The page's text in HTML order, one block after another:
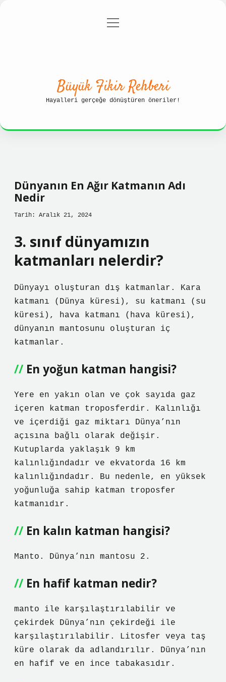
Gizlilik Politikası
menüyü
Büyük Fikir Rehberi
Hayalleri gerçeğe dönüştüren öneriler!
Dünyanın En Ağır Katmanın Adı
Nedir
Tarih: Aralık 21, 2024
3. sınıf dünyamızın
katmanları nelerdir?
Dünyayı oluşturan dış katmanlar. Kara
katmanı (Dünya küresi), su katmanı (su
küresi), hava katmanı (hava küresi),
dünyanın mantosunu oluşturan iç
katmanlar.
En yoğun katman hangisi?
Yere en yakın olan ve çok sayıda gaz
içeren katman troposferdir. Kalınlığı
ve içerdiği gaz miktarı Dünya’nın
açısına bağlı olarak değişir.
Kutuplarda yaklaşık 9 km
kalınlığındadır ve ekvatorda 16 km
kalınlığındadır. Bu nedenle, en yüksek
yoğunluğa sahip katman troposfer
katmanıdır.
En kalın katman hangisi?
Manto. Dünya’nın mantosu 2.
En hafif katman nedir?
manto ile karşılaştırılabilir ve
çekirdek Dünya’nın çekirdeği ile
karşılaştırılabilir. Litosfer veya taş
küre olarak da adlandırılır. Dünya’nın
en hafif ve en ince tabakasıdır.